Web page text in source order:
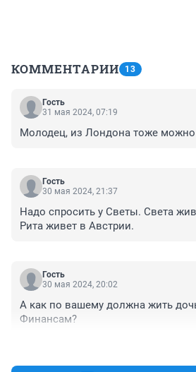
КОММЕНТАРИИ 13
Гость
31 мая 2024, 07:19
Молодец, из Лондона тоже
Гость
30 мая 2024, 21:37
Надо спросить у Светы. Света
Рита живет в Австрии.
Гость
30 мая 2024, 20:02
А как по вашему должна жить
Финансам?